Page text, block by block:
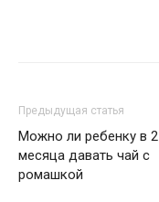
Предыдущая статья
Можно ли ребенку в 2
месяца давать чай с
ромашкой